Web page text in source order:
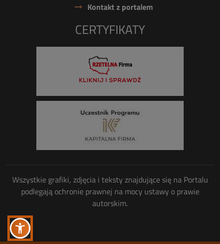
Kontakt z portalem
CERTYFIKATY
Wszystkie grafiki, zdjęcia i teksty znajdujące się na Portalu
podlegają ochronie prawnej na mocy ustawy o prawie
autorskim.